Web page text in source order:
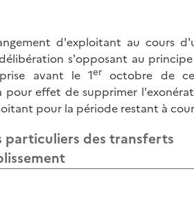
d'exploitant au cours
s'opposant au
avant le 1er octobre de
pour effet de supprimer
pour la période restant à
particuliers des transferts